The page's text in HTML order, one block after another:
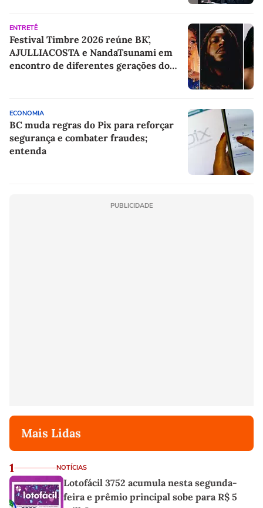
ENTRETÊ
Festival Timbre 2026 reúne BK’,
AJULLIACOSTA e NandaTsunami em
encontro de diferentes gerações do
ECONOMIA
BC muda regras do Pix para reforçar
segurança e combater fraudes;
entenda
PUBLICIDADE
Mais Lidas
1 NOTÍCIAS
Lotofácil 3752 acumula nesta segunda-
feira e prêmio principal sobe para R$ 5